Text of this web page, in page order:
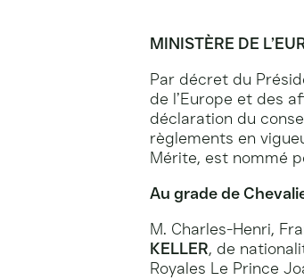
MINISTÈRE DE
Par décret du
de l’Europe et des
déclaration du
règlements en
Mérite, est nommé
Au grade de
M. Charles-Henri,
KELLER, de
Royales Le Prince